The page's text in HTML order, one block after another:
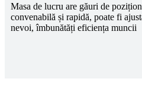
Masa de lucru are găuri de
convenabilă și rapidă, poate fi
nevoi, îmbunătăți eficiența muncii